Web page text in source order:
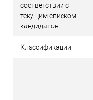
соответствии с
текущим списком
кандидатов
Классификации